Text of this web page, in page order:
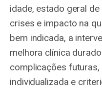
idade, estado geral
crises e impacto na
bem indicada, a
melhora clínica
complicações
individualizada e